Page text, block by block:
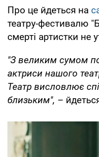
Про це йдеться на
театру-фестивалю
смерті артистки не
"З великим сумом
актриси нашого
Театр висловлює
близьким", –